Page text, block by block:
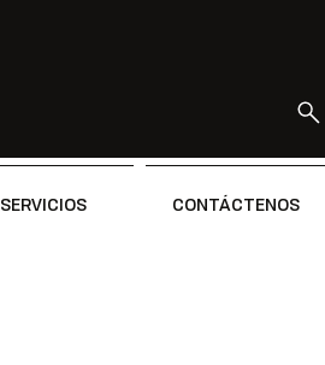
SERVICIOS CONTÁCTENOS